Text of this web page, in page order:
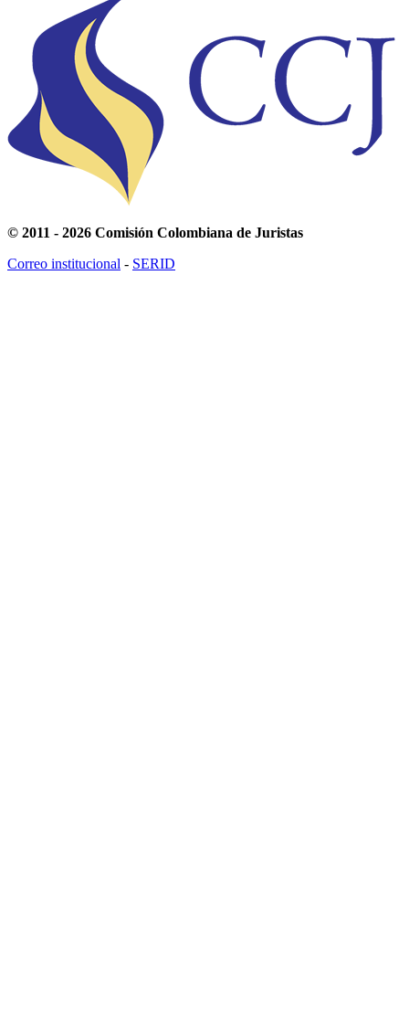
© 2011 - 2026 Comisión Colombiana de Juristas
Correo institucional - SERID